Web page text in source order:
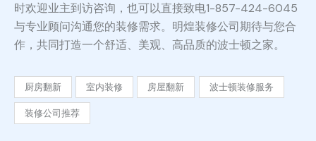
时欢迎业主到访咨询，也可以直接致电1-857-424-6045
与专业顾问沟通您的装修需求。明煌装修公司期待与您合
作，共同打造一个舒适、美观、高品质的波士顿之家。
厨房翻新 室内装修 房屋翻新 波士顿装修服务
装修公司推荐